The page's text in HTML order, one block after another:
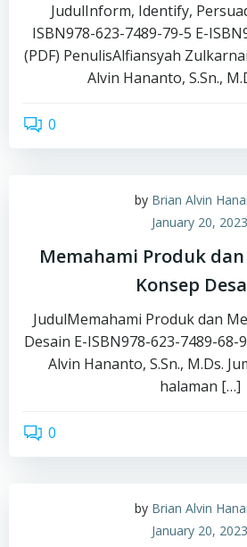
JudulInform, Identify,
ISBN978-623-7489-79-5 E-
(PDF) PenulisAlfiansyah
Alvin Hananto, S.Sn.,
0
by Brian Alvin
January 20, 2023
Memahami Produk
Konsep
JudulMemahami Produk dan
Desain E-ISBN978-623-7489-68-
Alvin Hananto, S.Sn., M.Ds.
halaman […]
0
by Brian Alvin
January 20, 2023